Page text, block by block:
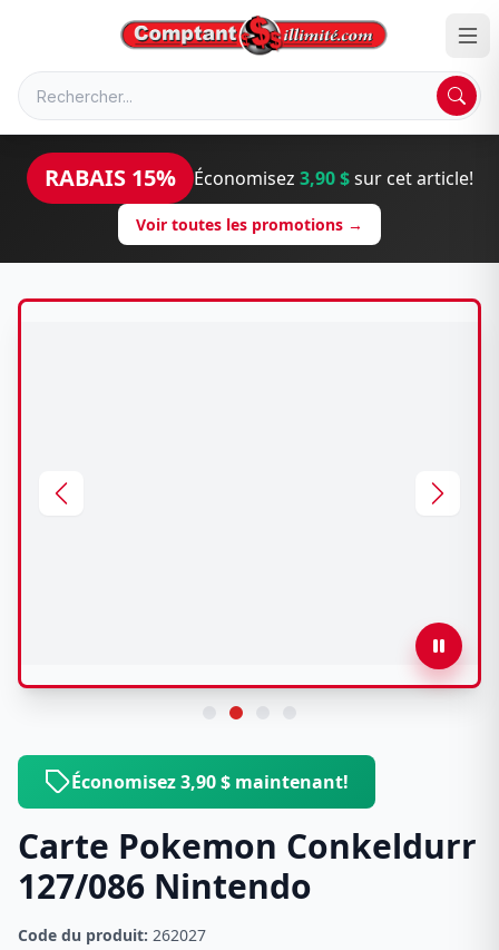
RABAIS 15% Économisez 3,90 $sur cet article!
Voir toutes les promotions →
Économisez 3,90 $ maintenant!
Carte Pokemon Conkeldurr
127/086 Nintendo
Code du produit: 262027